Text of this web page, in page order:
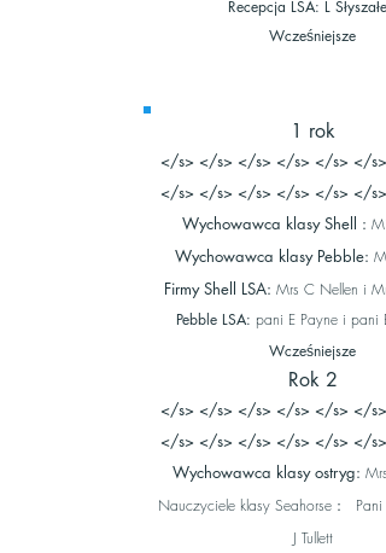
Recepcja LSA: L Słyszałem
Wcześniejsze
1 rok
</s> </s> </s> </s> </s> </s>
</s> </s> </s> </s> </s> </s>
Wychowawca klasy Shell :
Wychowawca klasy Pebble:
Firmy Shell LSA: Mrs C Nellen i
Pebble LSA: pani E Payne i pani
Wcześniejsze
Rok 2
</s> </s> </s> </s> </s> </s>
</s> </s> </s> </s> </s> </s>
Wychowawca klasy ostryg:
Nauczyciele klasy Seahorse :
Pani
J Tullett